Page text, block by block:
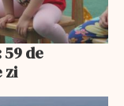
de
zi